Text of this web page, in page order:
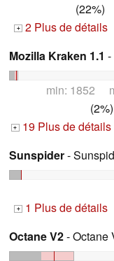
(22%)
+ 2 Plus de détails
Mozilla Kraken 1.1 -
min: 1852
(2%)
+ 19 Plus de détails
Sunspider-
+ 1 Plus de détails
Octane V2- Octane